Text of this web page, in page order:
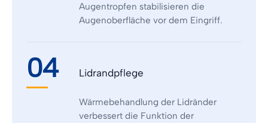
Augentropfen stabilisieren die
Augenoberfläche vor dem Eingriff.
04 Lidrandpflege
Wärmebehandlung der Lidränder
verbessert die Funktion der